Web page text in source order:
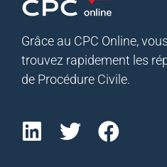
Grâce au CPC Online,
trouvez rapidement les
de Procédure Civile.